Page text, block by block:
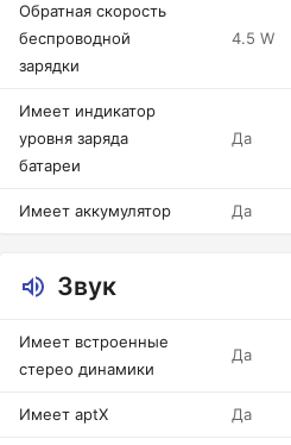
Обратная скорость
беспроводной
зарядки
4.5 W
Имеет индикатор
уровня заряда
батареи
Да
Имеет аккумулятор Да
Звук
Имеет встроенные
стерео динамики
Да
Имеет aptX Да